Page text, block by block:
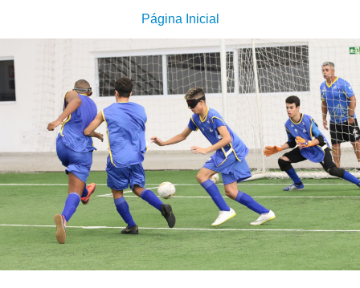
Página Inicial